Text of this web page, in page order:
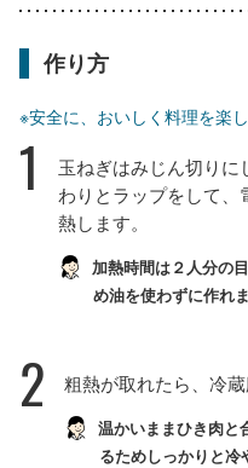
作り方
※安全に、おいしく料理を楽
1
玉ねぎはみじん切りに
わりとラップをして
熱します。
加熱時間は２人分の
め油を使わずに作れま
2 粗熱が取れたら、冷蔵
温かいままひき肉と
るためしっかりと冷